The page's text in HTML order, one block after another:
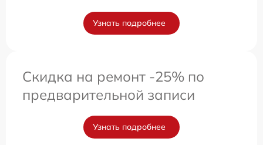
Узнать подробнее
Скидка на ремонт -25% по
предварительной записи
Узнать подробнее